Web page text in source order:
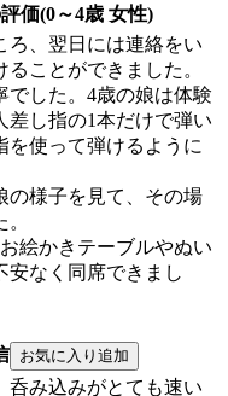
価(0～4歳 女性)
ろ、翌日には連絡をい
ことができました。
でした。4歳の娘は体験
差し指の1本だけで弾い
を使って弾けるように
の様子を見て、その場
絵かきテーブルやぬい
安なく同席できまし
呑み込みがとても速い